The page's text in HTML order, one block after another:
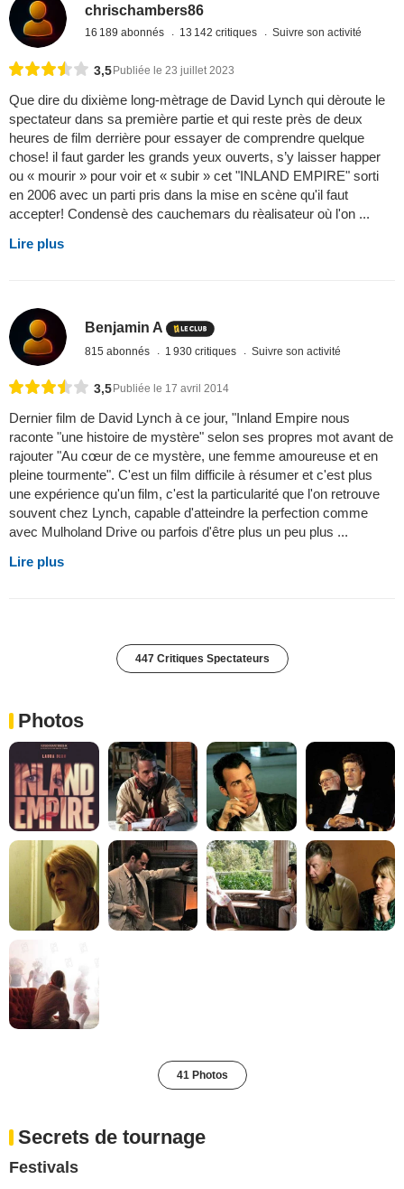
chrischambers86
16 189 abonnés 13 142 critiques Suivre son activité
3,5Publiée le 23 juillet 2023
Que dire du dixième long-mètrage de David Lynch qui dèroute le
spectateur dans sa première partie et qui reste près de deux
heures de film derrière pour essayer de comprendre quelque
chose! il faut garder les grands yeux ouverts, s’y laisser happer
ou « mourir » pour voir et « subir » cet "INLAND EMPIRE" sorti
en 2006 avec un parti pris dans la mise en scène qu'il faut
accepter! Condensè des cauchemars du rèalisateur où l'on ...
Lire plus
Benjamin A
815 abonnés 1 930 critiques Suivre son activité
3,5 Publiée le 17 avril 2014
Dernier film de David Lynch à ce jour, "Inland Empire nous
raconte "une histoire de mystère" selon ses propres mot avant de
rajouter "Au cœur de ce mystère, une femme amoureuse et en
pleine tourmente". C'est un film difficile à résumer et c'est plus
une expérience qu'un film, c'est la particularité que l'on retrouve
souvent chez Lynch, capable d'atteindre la perfection comme
avec Mulholand Drive ou parfois d'être plus un peu plus ...
Lire plus
447 Critiques Spectateurs
Photos
41 Photos
Secrets de tournage
Festivals